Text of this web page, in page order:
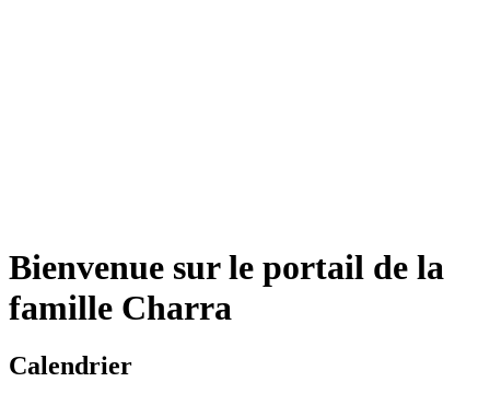
Bienvenue sur le portail de la
famille Charra
Calendrier